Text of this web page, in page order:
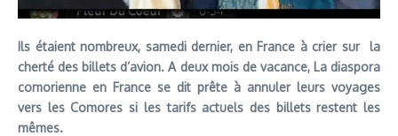
Ils étaient nombreux, samedi dernier, en France à crier sur la
cherté des billets d’avion. A deux mois de vacance, La diaspora
comorienne en France se dit prête à annuler leurs voyages
vers les Comores si les tarifs actuels des billets restent les
mêmes.